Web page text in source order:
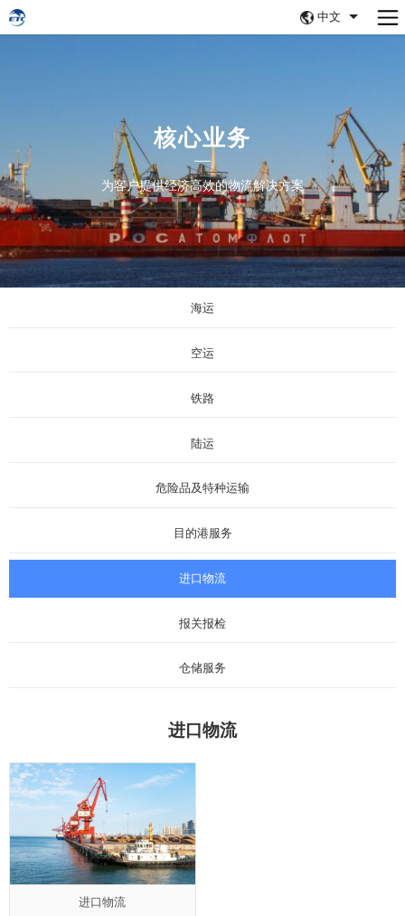
中文
核心业务
为客户提供经济高效的物流解决方案
海运
空运
铁路
陆运
危险品及特种运输
目的港服务
进口物流
报关报检
仓储服务
进口物流
进口物流